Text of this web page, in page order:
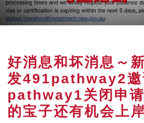
好消息和坏消息～
发491pathway2邀
pathway1关闭申
的宝子还有机会上